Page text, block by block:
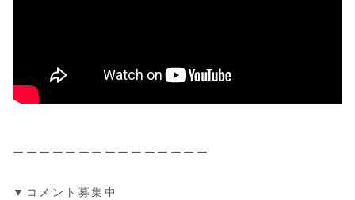
ーーーーーーーーーーーーーーー
▼コメント募集中